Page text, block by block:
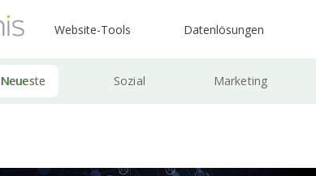
Website-Tools Datenlösungen
Neueste Sozial Marketing